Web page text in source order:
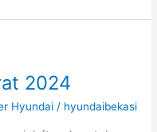
2024
Hyundai / hyundaibekasi